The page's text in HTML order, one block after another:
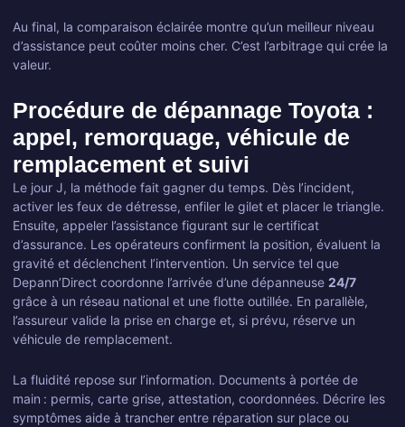
Au final, la comparaison éclairée montre qu’un meilleur niveau
d’assistance peut coûter moins cher. C’est l’arbitrage qui crée la
valeur.
Procédure de dépannage Toyota :
appel, remorquage, véhicule de
remplacement et suivi
Le jour J, la méthode fait gagner du temps. Dès l’incident,
activer les feux de détresse, enfiler le gilet et placer le triangle.
Ensuite, appeler l’assistance figurant sur le certificat
d’assurance. Les opérateurs confirment la position, évaluent la
gravité et déclenchent l’intervention. Un service tel que
Depann’Direct coordonne l’arrivée d’une dépanneuse 24/7
grâce à un réseau national et une flotte outillée. En parallèle,
l’assureur valide la prise en charge et, si prévu, réserve un
véhicule de remplacement.
La fluidité repose sur l’information. Documents à portée de
main : permis, carte grise, attestation, coordonnées. Décrire les
symptômes aide à trancher entre réparation sur place ou